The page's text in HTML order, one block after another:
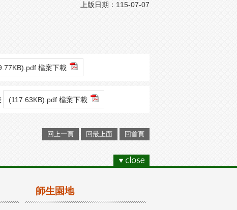
上版日期：115-07-07
檔案下載
(117.63KB).pdf 檔案下載
回上一頁 回最上面 回首頁
師生園地